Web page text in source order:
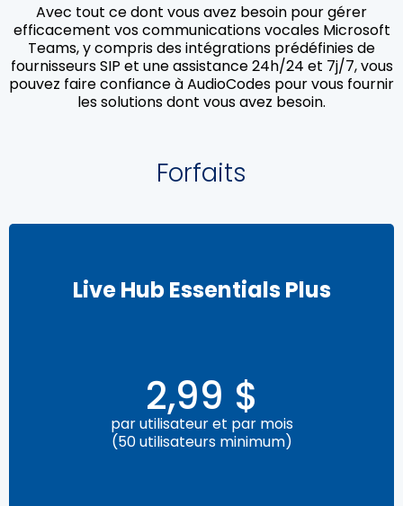
Avec tout ce dont vous avez besoin pour gérer
efficacement vos communications vocales Microsoft
Teams, y compris des intégrations prédéfinies de
fournisseurs SIP et une assistance 24h/24 et 7j/7, vous
pouvez faire confiance à AudioCodes pour vous fournir
les solutions dont vous avez besoin.
Forfaits
Live Hub Essentials Plus
2,99 $
par utilisateur et par mois
(50 utilisateurs minimum)